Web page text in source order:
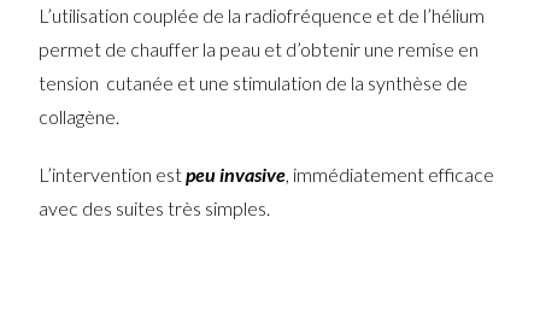
L’utilisation couplée de la radiofréquence et de l’hélium
permet de chauffer la peau et d’obtenir une remise en
tension cutanée et une stimulation de la synthèse de
collagène.
L’intervention estpeu invasive , immédiatement efficace
avec des suites très simples.